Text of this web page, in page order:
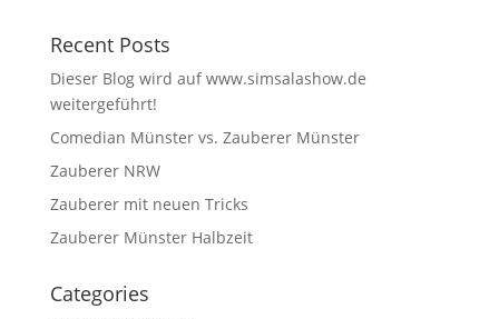
Recent Posts
Dieser Blog wird auf www.simsalashow.de
weitergeführt!
Comedian Münster vs. Zauberer Münster
Zauberer NRW
Zauberer mit neuen Tricks
Zauberer Münster Halbzeit
Categories